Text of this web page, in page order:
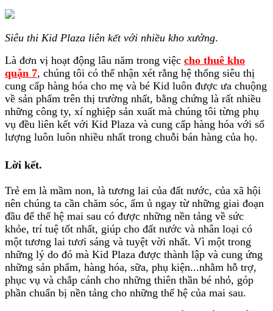
Siêu thi Kid Plaza liên kết với nhiều kho xưởng.
Là đơn vị hoạt động lâu năm trong việc cho thuê kho
quận 7, chúng tôi có thể nhận xét rằng hệ thống siêu thị
cung cấp hàng hóa cho mẹ và bé Kid luôn được ưa chuộng
về sản phẩm trên thị trường nhất, bằng chứng là rất nhiều
những công ty, xí nghiệp sản xuất mà chúng tôi từng phụ
vụ đều liên kết với Kid Plaza và cung cấp hàng hóa với số
lượng luôn luôn nhiều nhất trong chuỗi bán hàng của họ.
Lời kết.
Trẻ em là mầm non, là tương lai của đất nước, của xã hội
nên chúng ta cần chăm sóc, ẩm ủ ngay từ những giai đoạn
đầu để thế hệ mai sau có được những nền tảng về sức
khỏe, trí tuệ tốt nhất, giúp cho đất nước và nhân loại có
một tương lai tươi sáng và tuyệt vời nhất. Vì một trong
những lý do đó mà Kid Plaza được thành lập và cung ứng
những sản phẩm, hàng hóa, sữa, phụ kiện...nhằm hỗ trợ,
phục vụ và chắp cánh cho những thiên thần bé nhỏ, góp
phần chuẩn bị nền tảng cho những thế hệ của mai sau.